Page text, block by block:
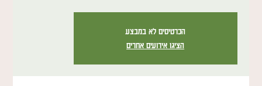
הכרטיסים לא במבצע
הציגו אירועים אחרים